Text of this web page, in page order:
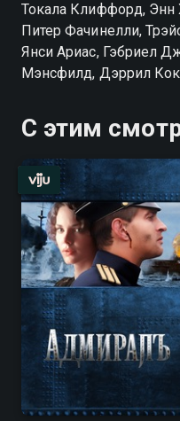
Токала Клиффорд, Энн
Питер Фачинелли,
Янси Ариас, Гэбриел
Мэнсфилд, Дэррил
С этим